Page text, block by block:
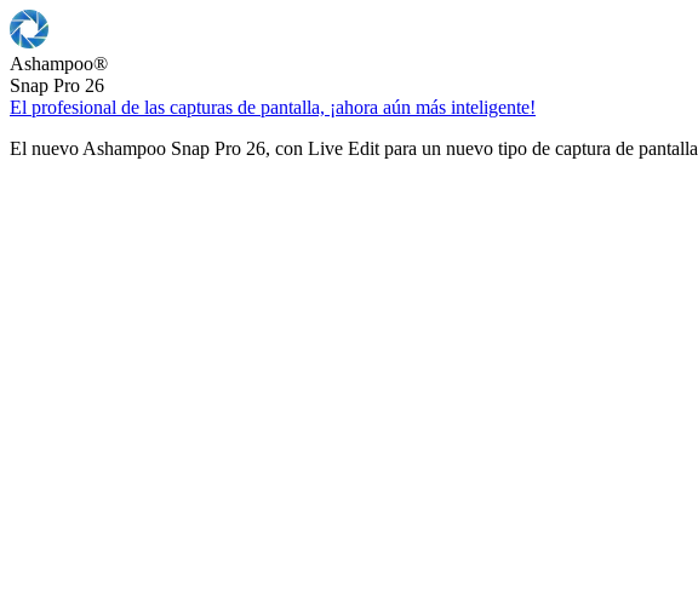
Ashampoo®
Snap Pro 26
El profesional de las capturas de pantalla, ¡ahora aún más inteligente!
El nuevo Ashampoo Snap Pro 26, con Live Edit para un nuevo tipo de captura de pantalla